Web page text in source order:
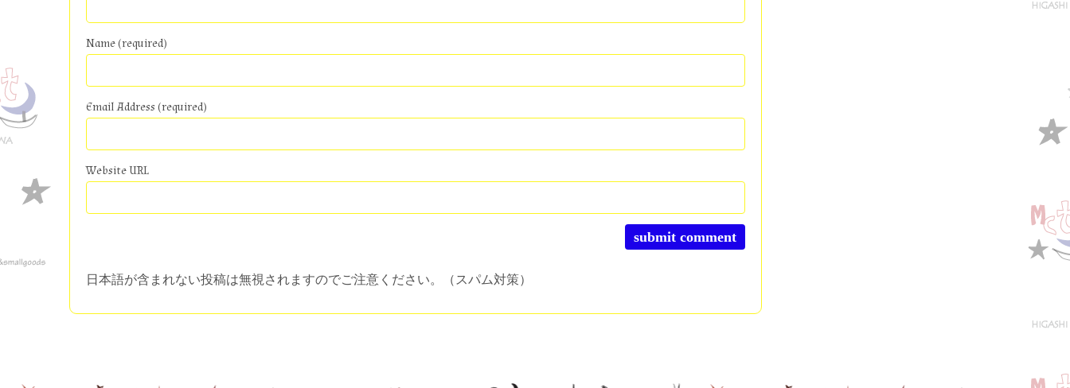
Name (required)
Email Address (required)
Website URL
日本語が含まれない投稿は無視されますのでご注意ください。（スパム対策）